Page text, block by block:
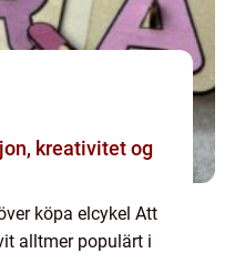
kreativitet og
köpa elcykel Att
alltmer populärt i